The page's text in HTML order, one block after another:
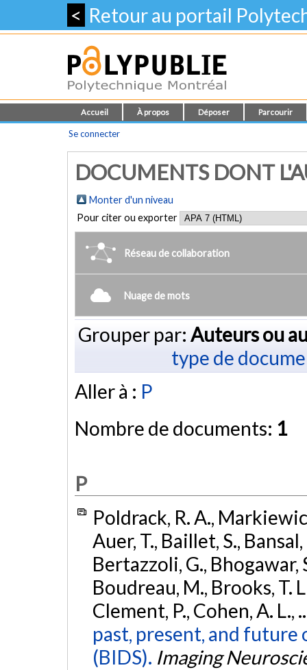
< Retour au portail
Accueil À propos Déposer Parcourir
Se connecter
DOCUMENTS DONT
Monter d'un niveau
Pour citer ou exporter
Réseau de collaboration
Nuage de mots
Grouper par: Auteurs ou
type de
Aller à : P
Nombre de documents: 1
P
Poldrack, R. A.,
Auer, T., Baillet, S.,
Bertazzoli, G., Bhogawar,
Boudreau, M., Brooks, T.
Clement, P., Cohen, A.
past, present, and
(BIDS). Imaging